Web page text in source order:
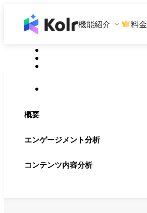
機能紹介 料金
概要
エンゲージメント分析
コンテンツ内容分析